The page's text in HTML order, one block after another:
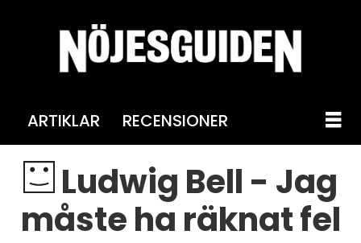
ARTIKLAR RECENSIONER
Ludwig Bell - Jag
måste ha räknat fel